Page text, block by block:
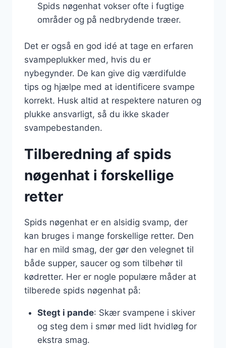
Spids nøgenhat vokser ofte i fugtige
områder og på nedbrydende træer.
Det er også en god idé at tage en erfaren
svampeplukker med, hvis du er
nybegynder. De kan give dig værdifulde
tips og hjælpe med at identificere svampe
korrekt. Husk altid at respektere naturen og
plukke ansvarligt, så du ikke skader
svampebestanden.
Tilberedning af spids
nøgenhat i forskellige
retter
Spids nøgenhat er en alsidig svamp, der
kan bruges i mange forskellige retter. Den
har en mild smag, der gør den velegnet til
både supper, saucer og som tilbehør til
kødretter. Her er nogle populære måder at
tilberede spids nøgenhat på:
Stegt i pande: Skær svampene i skiver
og steg dem i smør med lidt hvidløg for
ekstra smag.